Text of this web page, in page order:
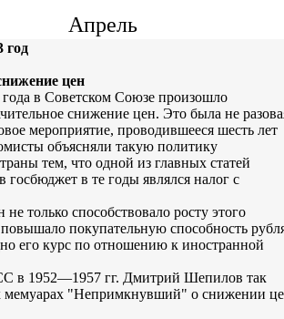
Апрель
год
цен
года в Советском Союзе произошло
снижение цен. Это была не
мероприятие, проводившееся шесть лет
объясняли такую политику
тем, что одной из главных статей
госбюджет в те годы являлся налог с
только способствовало росту этого
покупательную способность
его курс по отношению к иностранной
в 1952—1957 гг. Дмитрий Шепилов так
мемуарах "Непримкнувший" о снижении